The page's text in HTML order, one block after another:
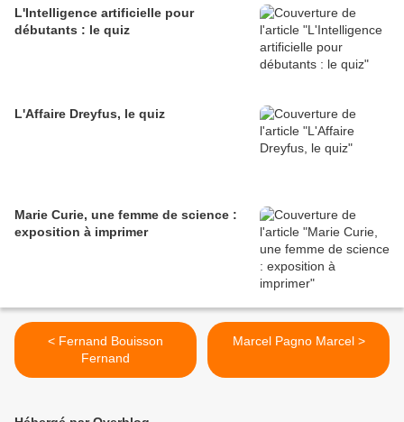
L'Intelligence artificielle pour
débutants : le quiz
L'Affaire Dreyfus, le quiz
Marie Curie, une femme de science :
exposition à imprimer
< Fernand Bouisson
Fernand
Marcel Pagno Marcel >